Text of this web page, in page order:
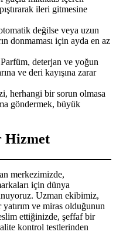
ileri gitmesine
değilse veya uzun
donmaması için ayda en az
Parfüm, deterjan ve yoğun
ve deri kayışına zarar
herhangi bir sorun olmasa
göndermek, büyük
Hizmet
merkezimizde,
için dünya
Uzman ekibimiz,
ve miras olduğunun
ettiğinizde, şeffaf bir
kontrol testlerinden